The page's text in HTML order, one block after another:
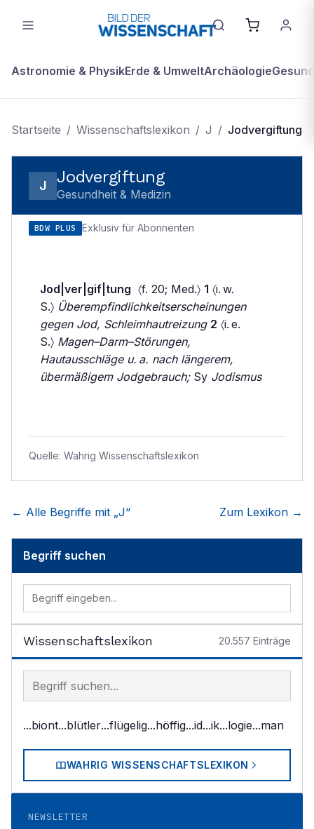
Astronomie & PhysikErde & UmweltArchäologie
Startseite / Wissenschaftslexikon / J / Jodvergiftung
J Jodvergiftung
Gesundheit & Medizin
BDW PLUS Exklusiv für Abonnenten
Jod|ver|gif|tung 〈f. 20; Med.〉 1 〈i. w.
S.〉 Überempfindlichkeitserscheinungen
gegen Jod, Schleimhautreizung 2 〈i. e.
S.〉 Magen–Darm–Störungen,
Hautausschläge u. a. nach längerem,
übermäßigem Jodgebrauch;Sy Jodismus
Quelle: Wahrig Wissenschaftslexikon
← Alle Begriffe mit „J“ Zum Lexikon →
Begriff suchen
Wissenschaftslexikon 20.557 Einträge
Begriff im Lexikon suchen
...biont...blütler...flügelig...höffig...id...ik...logie...man
WAHRIG WISSENSCHAFTSLEXIKON
NEWSLETTER